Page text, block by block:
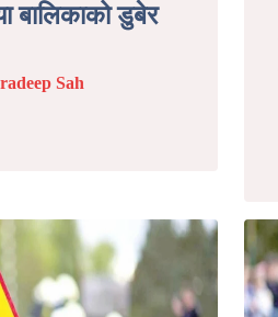
बालिकाको डुबेर
Sah